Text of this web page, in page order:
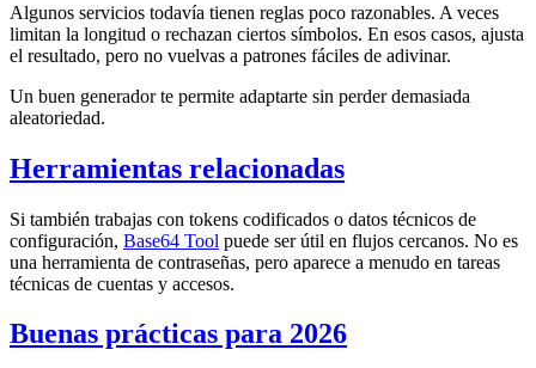
Algunos servicios todavía tienen reglas poco razonables. A veces
limitan la longitud o rechazan ciertos símbolos. En esos casos, ajusta
el resultado, pero no vuelvas a patrones fáciles de adivinar.
Un buen generador te permite adaptarte sin perder demasiada
aleatoriedad.
Herramientas relacionadas
Si también trabajas con tokens codificados o datos técnicos de
configuración, Base64 Tool puede ser útil en flujos cercanos. No es
una herramienta de contraseñas, pero aparece a menudo en tareas
técnicas de cuentas y accesos.
Buenas prácticas para 2026